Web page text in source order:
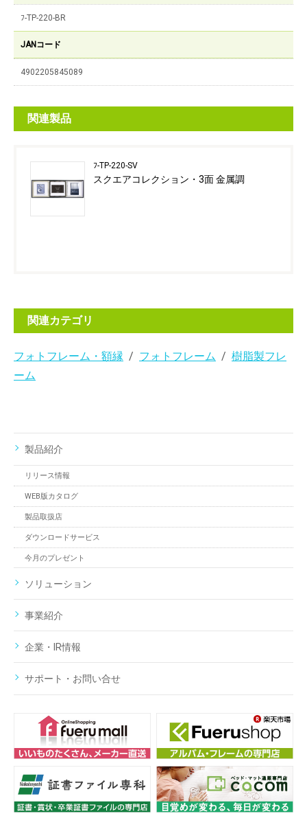
ﾌ-TP-220-BR
JANコード
4902205845089
関連製品
ﾌ-TP-220-SV
スクエアコレクション・3面 金属調
関連カテゴリ
フォトフレーム・額縁 フォトフレーム
樹脂製フレ
ーム
製品紹介
リリース情報
WEB版カタログ
製品取扱店
ダウンロードサービス
今月のプレゼント
ソリューション
事業紹介
企業・IR情報
サポート・お問い合せ